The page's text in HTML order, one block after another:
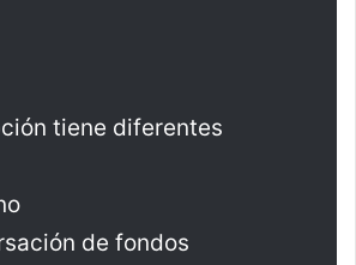
tiene diferentes
de fondos